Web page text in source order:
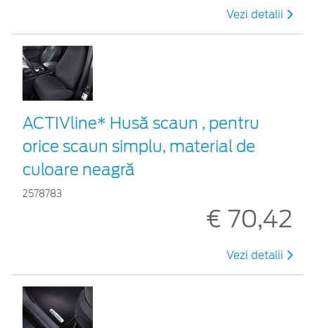
Vezi detalii
ACTIVline* Husă scaun , pentru
orice scaun simplu, material de
culoare neagră
2578783
€ 70,42
Vezi detalii